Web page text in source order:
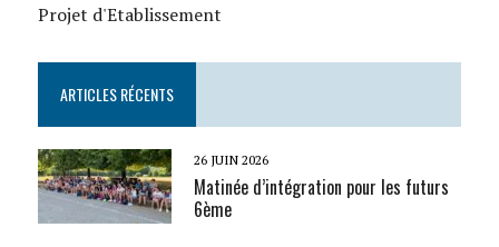
Projet d'Etablissement
ARTICLES RÉCENTS
26 JUIN 2026
Matinée d’intégration pour les futurs
6ème